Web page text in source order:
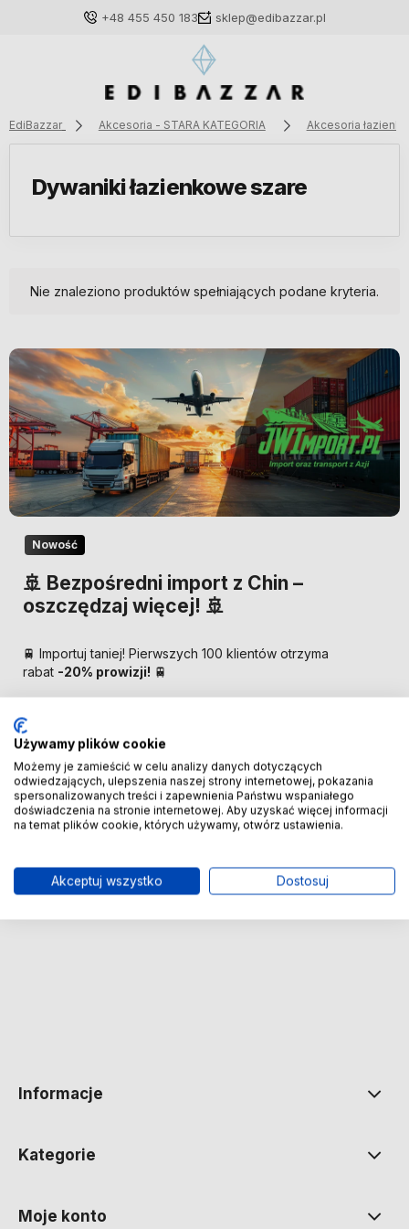
+48 455 450 183 sklep@edibazzar.pl
Załóż konto
z poprzedniej sesji.
EdiBazzar Akcesoria - STARA KATEGORIA Akcesoria
Dywaniki łazienkowe szare
Nie znaleziono produktów spełniających podane kryteria.
Nowość
🚢 Bezpośredni import z Chin –
oszczędzaj więcej! 🚢
🚆 Importuj taniej! Pierwszych 100 klientów otrzyma
rabat -20% prowizji! 🚆
SPRAWDŹ SZCZEGÓŁY!
Zapisz się na nasz Newsletter – Wpisz adres e-mail
Informacje
Kategorie
Moje konto
Używamy plików cookie
Możemy je zamieścić w celu analizy danych dotyczących
odwiedzających, ulepszenia naszej strony internetowej, pokazania
spersonalizowanych treści i zapewnienia Państwu wspaniałego
doświadczenia na stronie internetowej. Aby uzyskać więcej informacji
na temat plików cookie, których używamy, otwórz ustawienia.
Akceptuj wszystko Dostosuj